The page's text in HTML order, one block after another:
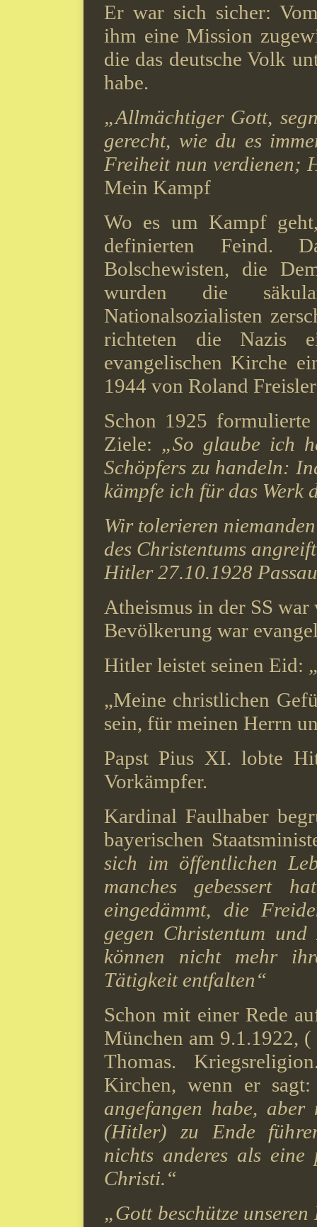
Er war sich sicher:
ihm eine Mission
die das deutsche Volk
habe.
„Allmächtiger Gott,
gerecht, wie du es
Freiheit nun verdienen;
Mein Kampf
Wo es um Kampf
definierten Feind.
Bolschewisten, die
wurden die
Nationalsozialisten
richteten die Nazis
evangelischen Kirche
1944 von Roland
Schon 1925
Ziele: „So glaube ich
Schöpfers zu handeln:
kämpfe ich für das Werk
Wir tolerieren
des Christentums
Hitler 27.10.1928
Atheismus in der SS
Bevölkerung war
Hitler leistet seinen Eid:
„Meine christlichen
sein, für meinen Herrn
Papst Pius XI. lobte
Vorkämpfer.
Kardinal Faulhaber
bayerischen
sich im öffentlichen
manches gebessert
eingedämmt, die
gegen Christentum
können nicht mehr
Tätigkeit entfalten“
Schon mit einer Rede
München am 9.1.1922,
Thomas.
Kirchen, wenn er sagt:
angefangen habe,
(Hitler) zu Ende
nichts anderes als eine
Christi.“
„Gott beschütze